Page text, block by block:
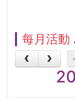
每月活動